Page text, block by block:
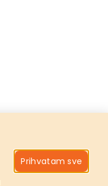
Prihvatam sve